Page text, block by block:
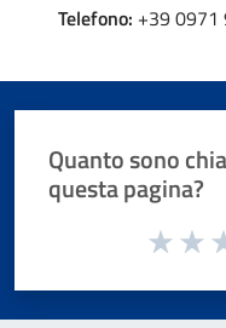
Telefono: +39 0971
Quanto sono
questa pagina?
Valuta da 1 a 5 stelle la